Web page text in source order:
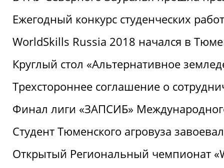
Ежегодный конкурс студенческих
WorldSkills Russia 2018 начался в
Круглый стол «Альтернативное
Трехстороннее соглашение о
Финал лиги «ЗАПСИБ»
Студент Тюменского агровуза
Открытый Региональный чемпионат